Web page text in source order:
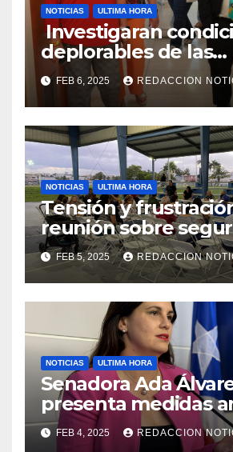
NOTICIAS ULTIMA HORA
Investigaran
deplorables de las
facilidades el
de la Salud en
FEB 6, 2025 REDACCION
NOTICIAS ULTIMA HORA
Tensión y
reunión sobre
Reparto
FEB 5, 2025 REDACCION
NOTICIAS ULTIMA HORA
Senadora Ada
presenta medidas
violencia en el
FEB 4, 2025 REDACCION